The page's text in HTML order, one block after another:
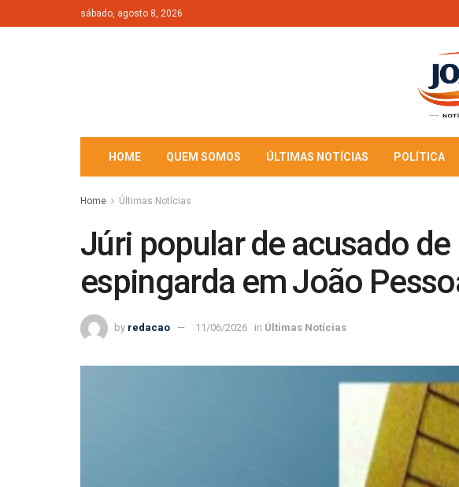
sábado, agosto 8, 2026
HOME QUEM SOMOS ÚLTIMAS NOTÍCIAS POLÍTICA
Home Últimas Notícias
Júri popular de acusado
espingarda em João
by redacao 11/06/2026 in Últimas Notícias